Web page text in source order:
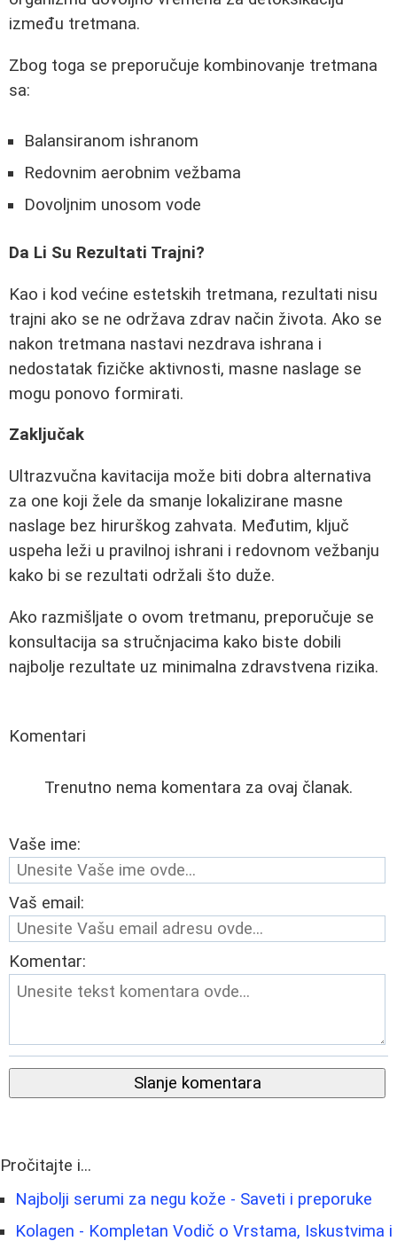
između tretmana.
Zbog toga se preporučuje kombinovanje tretmana
sa:
Balansiranom ishranom
Redovnim aerobnim vežbama
Dovoljnim unosom vode
Da Li Su Rezultati Trajni?
Kao i kod većine estetskih tretmana, rezultati nisu
trajni ako se ne održava zdrav način života. Ako se
nakon tretmana nastavi nezdrava ishrana i
nedostatak fizičke aktivnosti, masne naslage se
mogu ponovo formirati.
Zaključak
Ultrazvučna kavitacija može biti dobra alternativa
za one koji žele da smanje lokalizirane masne
naslage bez hirurškog zahvata. Međutim, ključ
uspeha leži u pravilnoj ishrani i redovnom vežbanju
kako bi se rezultati održali što duže.
Ako razmišljate o ovom tretmanu, preporučuje se
konsultacija sa stručnjacima kako biste dobili
najbolje rezultate uz minimalna zdravstvena rizika.
Komentari
Trenutno nema komentara za ovaj članak.
Vaše ime:
Vaš email:
Komentar:
Slanje komentara
Pročitajte i...
Najbolji serumi za negu kože - Saveti i preporuke
Kolagen - Kompletan Vodič o Vrstama, Iskustvima i